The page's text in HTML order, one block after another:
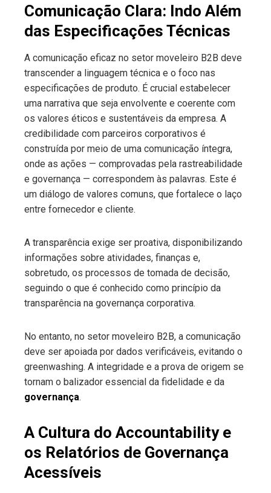
Comunicação Clara: Indo Além
das Especificações Técnicas
A comunicação eficaz no setor moveleiro B2B deve
transcender a linguagem técnica e o foco nas
especificações de produto. É crucial estabelecer
uma narrativa que seja envolvente e coerente com
os valores éticos e sustentáveis da empresa. A
credibilidade com parceiros corporativos é
construída por meio de uma comunicação íntegra,
onde as ações — comprovadas pela rastreabilidade
e governança — correspondem às palavras. Este é
um diálogo de valores comuns, que fortalece o laço
entre fornecedor e cliente.
A transparência exige ser proativa, disponibilizando
informações sobre atividades, finanças e,
sobretudo, os processos de tomada de decisão,
seguindo o que é conhecido como princípio da
transparência na governança corporativa.
No entanto, no setor moveleiro B2B, a comunicação
deve ser apoiada por dados verificáveis, evitando o
greenwashing. A integridade e a prova de origem se
tornam o balizador essencial da fidelidade e da
governança.
A Cultura do Accountability e
os Relatórios de Governança
Acessíveis